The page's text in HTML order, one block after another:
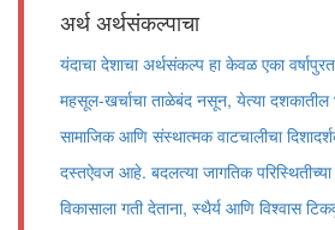
अर्थ अर्थसंकल्पाचा
यंदाचा देशाचा अर्थसंकल्प हा केवळ एका वर्षापुरता
महसूल-खर्चाचा ताळेबंद नसून, येत्या दशकातील
सामाजिक आणि संस्थात्मक वाटचालीचा
दस्तऐवज आहे. बदलत्या जागतिक परिस्थितीच्या
विकासाला गती देताना, स्थैर्य आणि विश्वास